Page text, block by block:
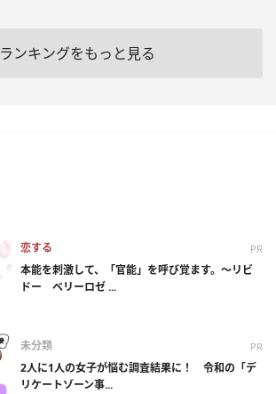
ランキングをもっと見る
恋する PR
本能を刺激して、「官能」を呼び覚ます。～リビ
ドー ベリーロゼ ...
未分類 PR
2人に1人の女子が悩む調査結果に！ 令和の「デ
リケートゾーン事...